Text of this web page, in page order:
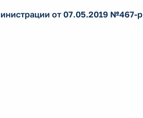
от 07.05.2019 №467-р